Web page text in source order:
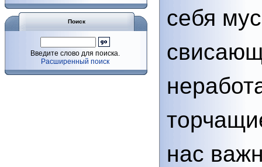
Поиск
Введите слово для поиска.
Расширенный поиск
себя
нас